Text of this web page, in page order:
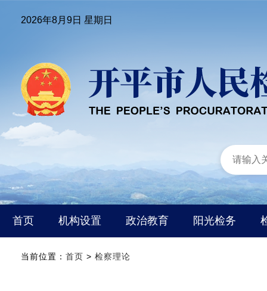
2026年8月9日 星期日
首页 机构设置 政治教育 阳光检务
当前位置： 首页 > 检察理论